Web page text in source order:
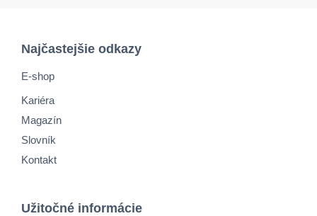
Najčastejšie odkazy
E-shop
Kariéra
Magazín
Slovník
Kontakt
Užitočné informácie